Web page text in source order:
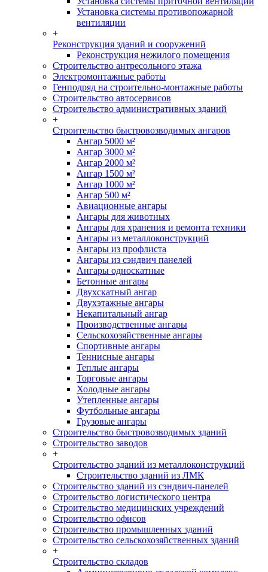
Установка системы противопожарной
вентиляции
+
Реконструкция зданий и сооружений
Реконструкция нежилого помещения
Строительство антресольного этажа
Электромонтажные работы
Генподряд на строительно-монтажные работы
Строительство автосервисов
Строительство административных зданий
+
Строительство быстровозводимых ангаров
Ангар 5000 м²
Ангар 3000 м²
Ангар 2000 м²
Ангар 1500 м²
Ангар 1000 м²
Ангар 500 м²
Авиационные ангары
Ангары для животных
Ангары для хранения и ремонта техники
Ангары из металлоконструкций
Ангары из профлиста
Ангары из сэндвич панелей
Ангары односкатные
Бетонные ангары
Двухскатный ангар
Двухэтажные ангары
Некапитальный ангар
Производственные ангары
Сельскохозяйственные ангары
Спортивные ангары
Теннисные ангары
Теплые ангары
Торговые ангары
Холодные ангары
Утепленные ангары
Футбольные ангары
Грузовые ангары
Строительство быстровозводимых зданий
Строительство заводов
+
Строительство зданий из металлоконструкций
Строительство зданий из ЛМК
Строительство зданий из сэндвич-панелей
Строительство логистического центра
Строительство медицинских учреждений
Строительство офисов
Строительство промышленных зданий
Строительство сельскохозяйственных зданий
+
Строительство складов